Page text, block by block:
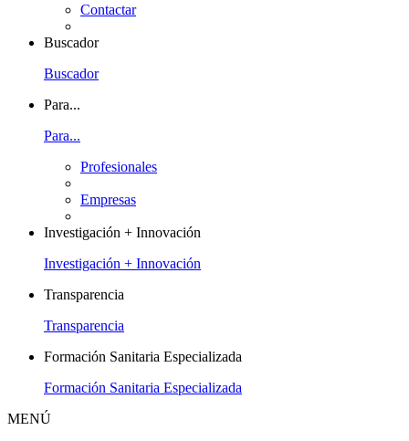
Contactar
Buscador
Buscador
Para...
Para...
Profesionales
Empresas
Investigación + Innovación
Investigación + Innovación
Transparencia
Transparencia
Formación Sanitaria Especializada
Formación Sanitaria Especializada
MENÚ